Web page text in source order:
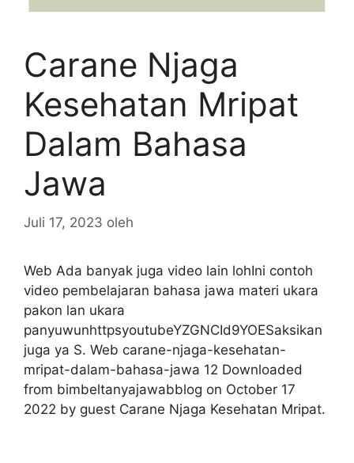
Carane Njaga
Kesehatan Mripat
Dalam Bahasa
Jawa
Juli 17, 2023 oleh
Web Ada banyak juga video lain lohIni contoh
video pembelajaran bahasa jawa materi ukara
pakon lan ukara
panyuwunhttpsyoutubeYZGNCId9YOESaksikan
juga ya S. Web carane-njaga-kesehatan-
mripat-dalam-bahasa-jawa 12 Downloaded
from bimbeltanyajawabblog on October 17
2022 by guest Carane Njaga Kesehatan Mripat.